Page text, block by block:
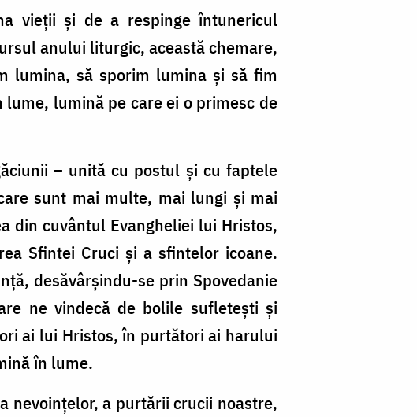
vieții și de a respinge întunericul
anului liturgic, această chemare,
lumina, să sporim lumina și să fim
lumină pe care ei o primesc de
– unită cu postul și cu faptele
sunt mai multe, mai lungi și mai
din cuvântul Evangheliei lui Hristos,
Sfintei Cruci și a sfintelor icoane.
desăvârșindu-se prin Spovedanie
ne vindecă de bolile sufletești și
ai lui Hristos, în purtători ai harului
în lume.
nevoințelor, a purtării crucii noastre,